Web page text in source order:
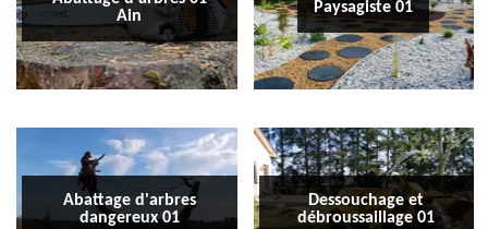
Ain
Paysagiste 01
Abattage d'arbres
dangereux 01
Dessouchage et
débroussaillage 01